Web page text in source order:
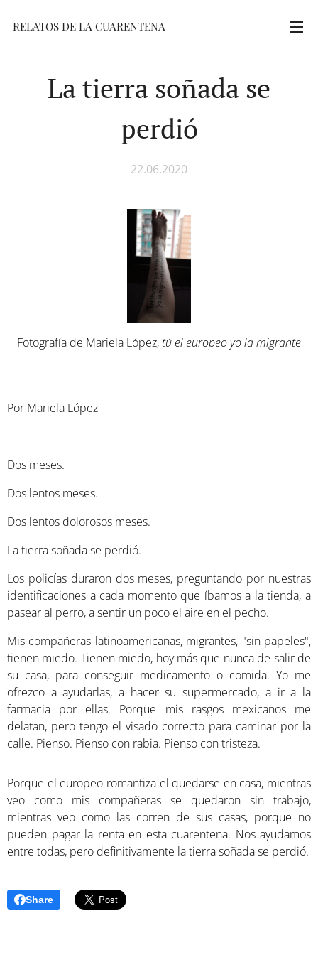
RELATOS DE LA CUARENTENA
La tierra soñada se
perdió
22.06.2020
Fotografía de Mariela López,tú el europeo yo la migrante
Por Mariela López
Dos meses.
Dos lentos meses.
Dos lentos dolorosos meses.
La tierra soñada se perdió.
Los policías duraron dos meses, preguntando por nuestras
identificaciones a cada momento que íbamos a la tienda, a
pasear al perro, a sentir un poco el aire en el pecho.
Mis compañeras latinoamericanas, migrantes, "sin papeles",
tienen miedo. Tienen miedo, hoy más que nunca de salir de
su casa, para conseguir medicamento o comida. Yo me
ofrezco a ayudarlas, a hacer su supermercado, a ir a la
farmacia por ellas. Porque mis rasgos mexicanos me
delatan, pero tengo el visado correcto para caminar por la
calle. Pienso. Pienso con rabia. Pienso con tristeza.
Porque el europeo romantiza el quedarse en casa, mientras
veo como mis compañeras se quedaron sin trabajo,
mientras veo como las corren de sus casas, porque no
pueden pagar la renta en esta cuarentena. Nos ayudamos
entre todas, pero definitivamente la tierra soñada se perdió.
Share